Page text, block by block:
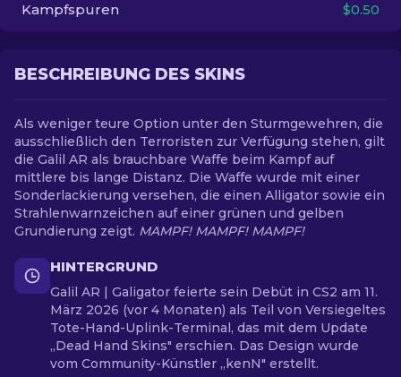
Kampfspuren $0.50
BESCHREIBUNG DES SKINS
Als weniger teure Option unter den Sturmgewehren, die
ausschließlich den Terroristen zur Verfügung stehen, gilt
die Galil AR als brauchbare Waffe beim Kampf auf
mittlere bis lange Distanz. Die Waffe wurde mit einer
Sonderlackierung versehen, die einen Alligator sowie ein
Strahlenwarnzeichen auf einer grünen und gelben
Grundierung zeigt. MAMPF! MAMPF! MAMPF!
HINTERGRUND
Galil AR | Galigator feierte sein Debüt in CS2 am 11.
März 2026 (vor 4 Monaten) als Teil von Versiegeltes
Tote-Hand-Uplink-Terminal, das mit dem Update
„Dead Hand Skins" erschien. Das Design wurde
vom Community-Künstler „kenN" erstellt.